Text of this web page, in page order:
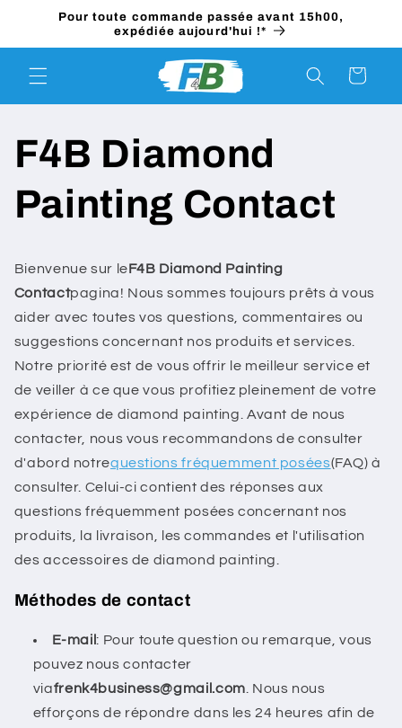
passerPour toute commande passée avant 15h00,
expédiée aujourd'hui !*
Panier
F4B Diamond
Painting Contact
Bienvenue sur leF4B Diamond Painting
Contactpagina! Nous sommes toujours prêts à vous
aider avec toutes vos questions, commentaires ou
suggestions concernant nos produits et services.
Notre priorité est de vous offrir le meilleur service et
de veiller à ce que vous profitiez pleinement de votre
expérience de diamond painting. Avant de nous
contacter, nous vous recommandons de consulter
d'abord notrequestions fréquemment posées(FAQ) à
consulter. Celui-ci contient des réponses aux
questions fréquemment posées concernant nos
produits, la livraison, les commandes et l'utilisation
des accessoires de diamond painting.
Méthodes de contact
E-mail: Pour toute question ou remarque, vous
pouvez nous contacter
viafrenk4business@gmail.com . Nous nous
efforçons de répondre dans les 24 heures afin de